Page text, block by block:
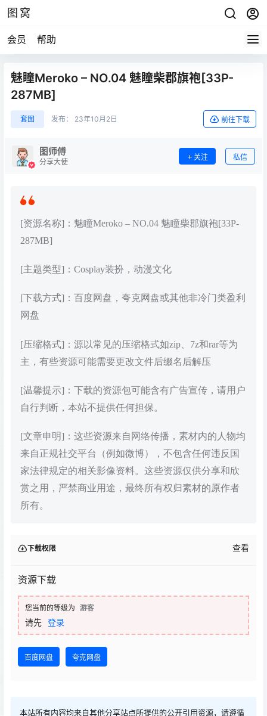
图窝
会员 帮助
魅瞳Meroko – NO.04 魅瞳柴郡旗袍[33P-
287MB]
套图 发布： 23年10月2日 前往下载
图师傅
分享大使
关注 私信
[资源名称]：魅瞳Meroko – NO.04 魅瞳柴郡旗袍[33P-
287MB]
[主题类型]：Cosplay装扮，动漫文化
[下载方式]：百度网盘，夸克网盘或其他非冷门类盈利
网盘
[压缩格式]：源以常见的压缩格式如zip、7z和rar等为
主，有些资源可能需要更改文件后缀名后解压
[温馨提示]：下载的资源包可能含有广告宣传，请用户
自行判断，本站不提供任何担保。
[文章申明]：这些资源来自网络传播，素材内的人物均
来自正规社交平台（例如微博），不包含任何违反国
家法律规定的相关影像资料。这些资源仅供分享和欣
赏之用，严禁商业用途，最终所有权归素材的原作者
所有。
下载权限 查看
资源下载
您当前的等级为 游客
请先 登录
百度网盘 夸克网盘
本站所有内容均来自其他分享站点所提供的公开引用资源，请遵循